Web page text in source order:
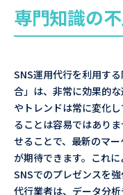
専門知識の
SNS運用代行を利用す
合」は、非常に効果的
やトレンドは常に変化
ることは容易ではあり
せることで、最新のマ
が期待できます。これに
SNSでのプレゼンスを
代行業者は、データ分析